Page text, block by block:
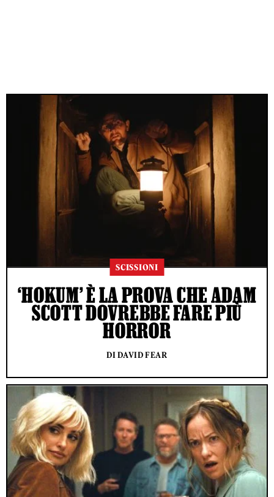
SCISSIONI
‘HOKUM’ È LA PROVA CHE ADAM
SCOTT DOVREBBE FARE PIÙ
HORROR
DI DAVID FEAR